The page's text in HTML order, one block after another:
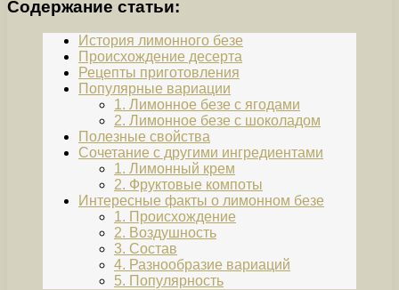
Содержание статьи:
История лимонного безе
Происхождение десерта
Рецепты приготовления
Популярные вариации
1. Лимонное безе с ягодами
2. Лимонное безе с шоколадом
Полезные свойства
Сочетание с другими ингредиентами
1. Лимонный крем
2. Фруктовые компоты
Интересные факты о лимонном безе
1. Происхождение
2. Воздушность
3. Состав
4. Разнообразие вариаций
5. Популярность